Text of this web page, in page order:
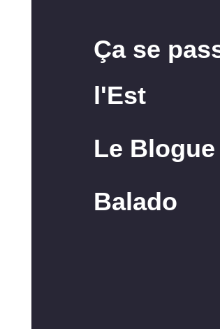
Ça se
l'Est
Le Blogue
Balado